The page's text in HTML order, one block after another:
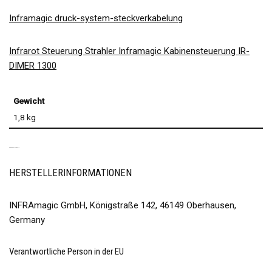
Inframagic druck-system-steckverkabelung
Infrarot Steuerung Strahler Inframagic Kabinensteuerung IR-
DIMER 1300
Gewicht
1,8 kg
HERSTELLERINFORMATIONEN
INFRAmagic GmbH, Königstraße 142, 46149 Oberhausen,
Germany
Verantwortliche Person in der EU